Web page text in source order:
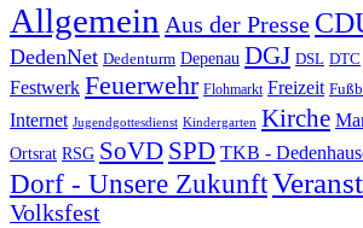
Allgemein Aus der Presse
DedenNet Dedenturm Depenau DGJ DSL DTC
Festwerk Feuerwehr Flohmarkt Freizeit
Internet Jugendgottesdienst Kindergarten Kirche
Ortsrat RSG SoVD SPD TKB -
Dorf - Unsere Zukunft
Volksfest